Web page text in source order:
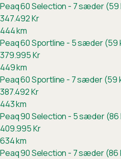
Peaq 60 Selection - 7 sæder (59
347.492Kr
444km
Peaq 60 Sportline - 5 sæder (59
379.995Kr
449km
Peaq 60 Sportline - 7 sæder (59
387.492Kr
443km
Peaq 90 Selection - 5 sæder (86
409.995Kr
634km
Peaq 90 Selection - 7 sæder (86